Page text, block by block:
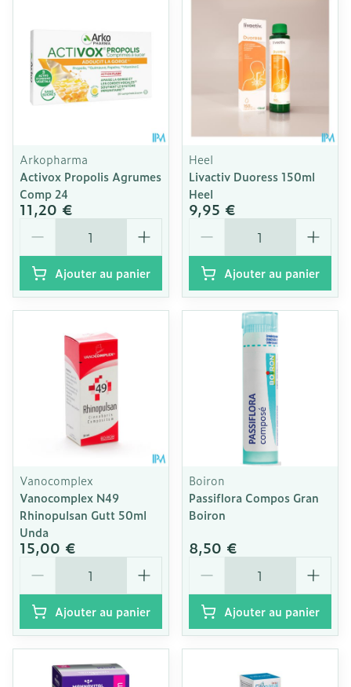
Arkopharma
Activox Propolis Agrumes
Comp 24
11,20 €
Ajouter au panier
Heel
Livactiv Duoress 150ml
Heel
9,95 €
Ajouter au panier
Vanocomplex
Vanocomplex N49
Rhinopulsan Gutt 50ml
Unda
15,00 €
Ajouter au panier
Boiron
Passiflora Compos Gran
Boiron
8,50 €
Ajouter au panier